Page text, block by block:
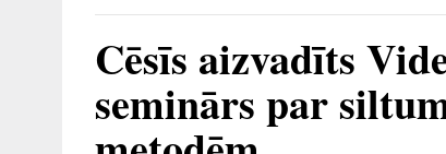
Cēsīs aizvadīts
seminārs par